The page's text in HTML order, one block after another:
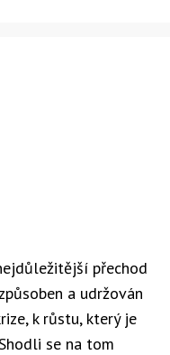
přechod
a udržován
k růstu, který je
se na tom